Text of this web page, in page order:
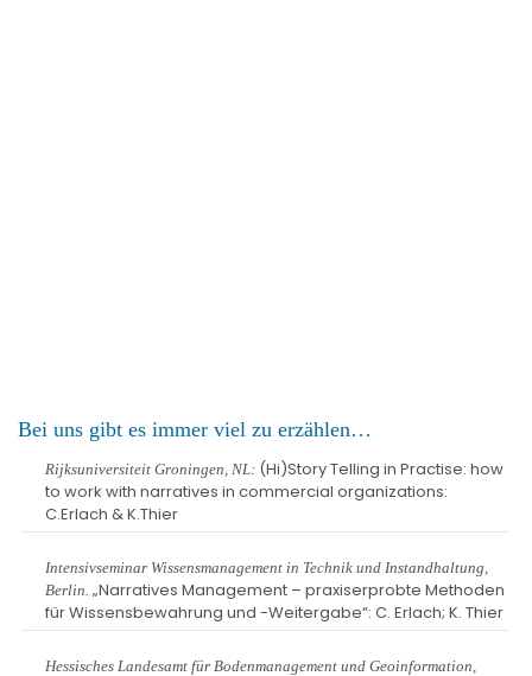
Bei uns gibt es immer viel zu erzählen…
Rijksuniversiteit Groningen, NL: (Hi)Story Telling in Practise: how
to work with narratives in commercial organizations:
C.Erlach & K.Thier
Intensivseminar Wissensmanagement in Technik und Instandhaltung,
Berlin. „Narratives Management – praxiserprobte Methoden
für Wissensbewahrung und -Weitergabe“: C. Erlach; K. Thier
Hessisches Landesamt für Bodenmanagement und Geoinformation,